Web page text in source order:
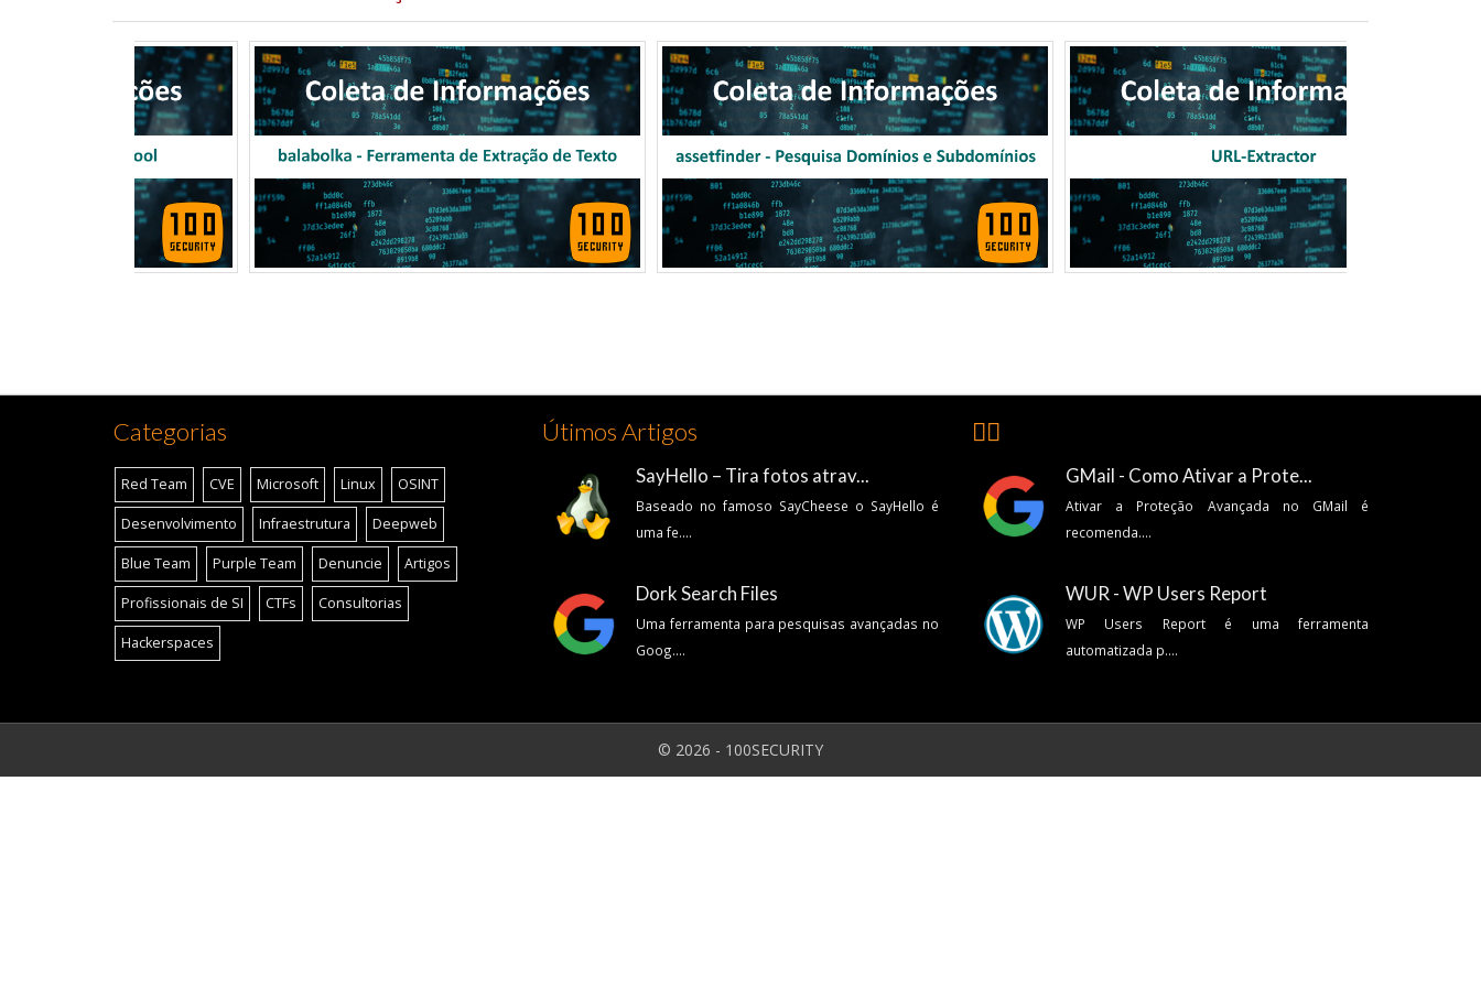
Categorias
Red Team CVE Microsoft Linux OSINT
Desenvolvimento Infraestrutura Deepweb
Blue Team Purple Team Denuncie Artigos
Profissionais de SI CTFs Consultorias
Hackerspaces
Útimos Artigos
SayHello – Tira fotos atrav...
Baseado no famoso SayCheese o SayHello é
uma fe....
Dork Search Files
Uma ferramenta para pesquisas avançadas no
Goog....
👍🏽
GMail - Como Ativar a Prote...
Ativar a Proteção Avançada no GMail é
recomenda....
WUR - WP Users Report
WP Users Report é uma ferramenta
automatizada p....
© 2026 - 100SECURITY